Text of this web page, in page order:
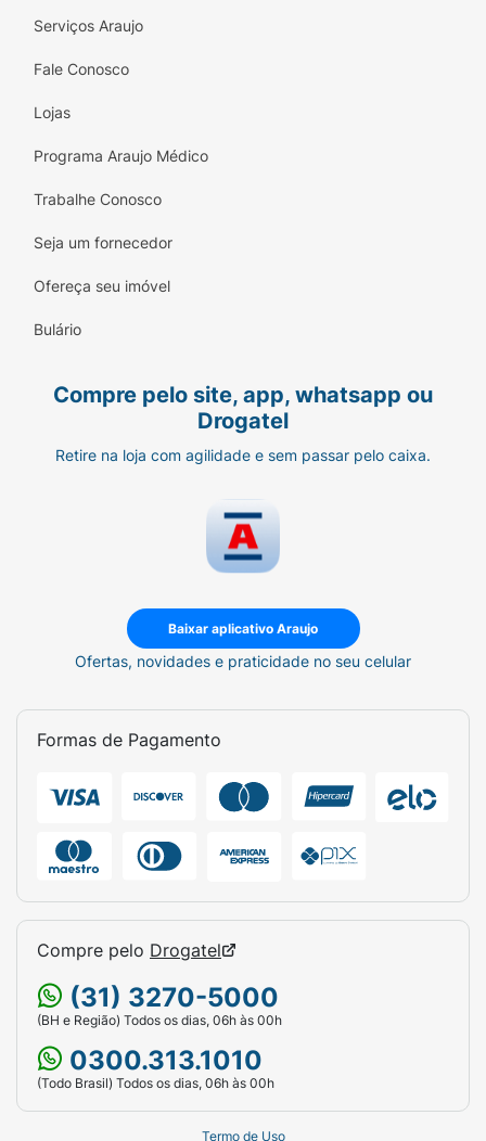
medicamento. Aplique o esmalte conforme
orientação médica ou instruções da bula.
Serviços Araujo
Fale Conosco
Lojas
Programa Araujo Médico
Trabalhe Conosco
Seja um fornecedor
Ofereça seu imóvel
Bulário
Compre pelo site, app, whatsapp ou
Drogatel
Retire na loja com agilidade e sem passar pelo caixa.
Baixar aplicativo Araujo
Ofertas, novidades e praticidade no seu celular
Formas de Pagamento
Compre pelo Drogatel
(31) 3270-5000
(BH e Região) Todos os dias, 06h às 00h
0300.313.1010
(Todo Brasil) Todos os dias, 06h às 00h
Termo de Uso